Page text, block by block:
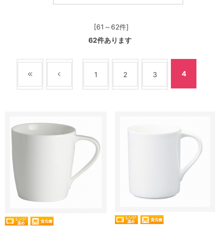
[61～62件]
62件あります
1 2 3 4